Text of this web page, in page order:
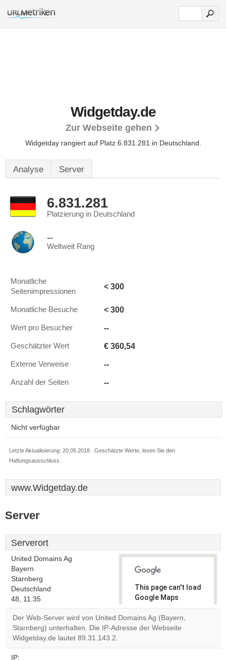
Widgetday.de
Zur Webseite gehen
Widgetday rangiert auf Platz 6.831.281 in Deutschland.
Analyse Server
6.831.281
Platzierung in Deutschland
--
Weltweit Rang
Monatliche
Seitenimpressionen
< 300
Monatliche Besuche < 300
Wert pro Besucher --
Geschätzter Wert € 360,54
Externe Verweise --
Anzahl der Seiten --
Schlagwörter
Nicht verfügbar
Letzte Aktualisierung: 20.05.2018 . Geschätzte Werte, lesen Sie den
Haftungsausschluss.
www.Widgetday.de
Server
Serverort
United Domains Ag
Bayern
Starnberg
Deutschland
48, 11.35
This page can't load
Google Maps
correctly.
Do you
Der Web-Server wird von United Domains Ag (Bayern,
Starnberg) unterhalten. Die IP-Adresse der Webseite
Widgetday.de lautet 89.31.143.2.
IP: